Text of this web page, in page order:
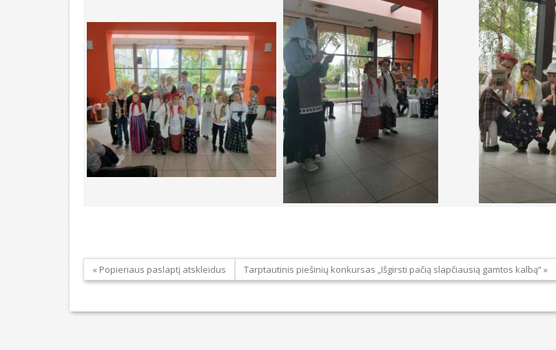
« Popieriaus paslaptį atskleidus Tarptautinis piešinių konkursas „Išgirsti pačią slapčiausią gamtos kalbą“ »